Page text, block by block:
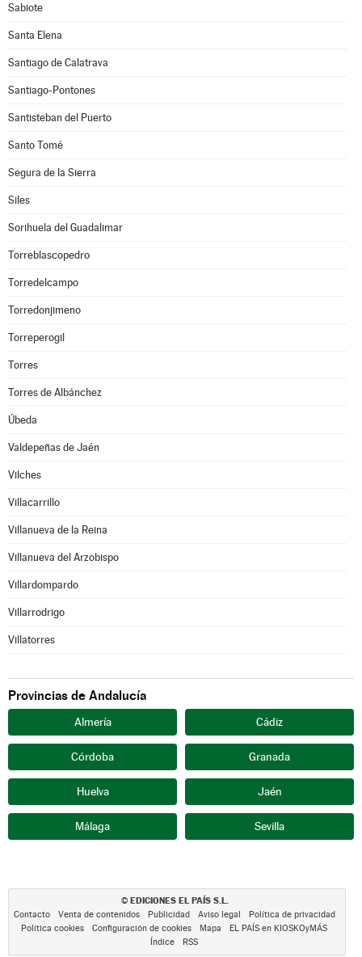
Sabiote
Santa Elena
Santiago de Calatrava
Santiago-Pontones
Santisteban del Puerto
Santo Tomé
Segura de la Sierra
Siles
Sorihuela del Guadalimar
Torreblascopedro
Torredelcampo
Torredonjimeno
Torreperogil
Torres
Torres de Albánchez
Úbeda
Valdepeñas de Jaén
Vilches
Villacarrillo
Villanueva de la Reina
Villanueva del Arzobispo
Villardompardo
Villarrodrigo
Villatorres
Provincias de Andalucía
Almería Cádiz
Córdoba Granada
Huelva Jaén
Málaga Sevilla
© EDICIONES EL PAÍS S.L.
Contacto Venta de contenidos Publicidad Aviso legal
Política de privacidad
Política cookies
Configuración de cookies Mapa
EL PAÍS en KIOSKOyMÁS
Índice
RSS